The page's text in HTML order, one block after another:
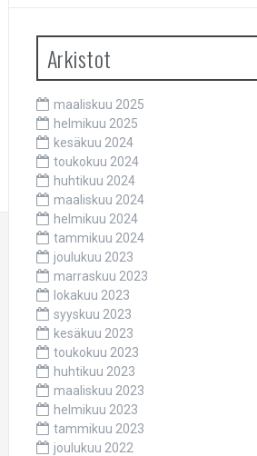
Arkistot
maaliskuu 2025
helmikuu 2025
kesäkuu 2024
toukokuu 2024
huhtikuu 2024
maaliskuu 2024
helmikuu 2024
tammikuu 2024
joulukuu 2023
marraskuu 2023
lokakuu 2023
syyskuu 2023
kesäkuu 2023
toukokuu 2023
huhtikuu 2023
maaliskuu 2023
helmikuu 2023
tammikuu 2023
joulukuu 2022